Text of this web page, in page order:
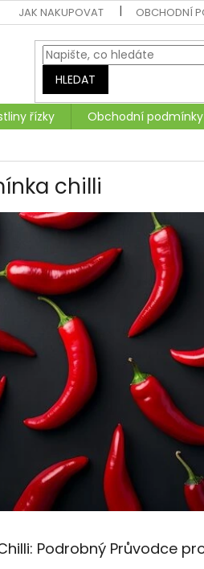
JAK NAKUPOVAT OBCHODNÍ
HLEDAT
řízky Obchodní podmínky
chilli
Podrobný Průvodce